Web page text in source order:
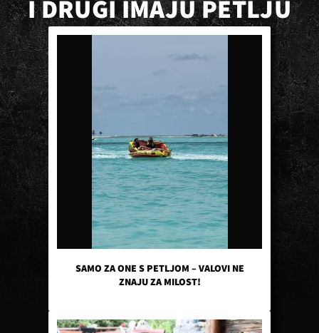
I DRUGI IMAJU PETLJU
SAMO ZA ONE S PETLJOM – VALOVI NE
ZNAJU ZA MILOST!